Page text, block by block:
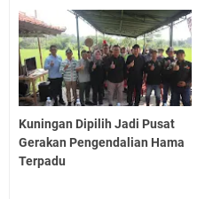
Kuningan Dipilih Jadi Pusat
Gerakan Pengendalian Hama
Terpadu